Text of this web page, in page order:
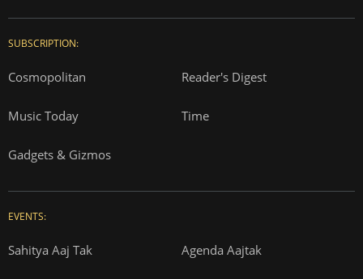
SUBSCRIPTION:
Cosmopolitan Reader's Digest
Music Today Time
Gadgets & Gizmos
EVENTS:
Sahitya Aaj Tak Agenda Aajtak